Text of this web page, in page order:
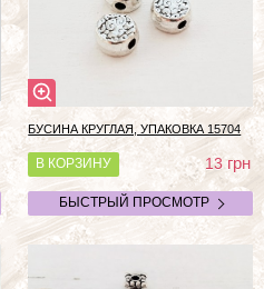
БУСИНА КРУГЛАЯ, УПАКОВКА 15704
В КОРЗИНУ 13грн
БЫСТРЫЙ ПРОСМОТР